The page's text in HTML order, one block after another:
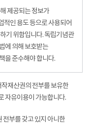
제공되는 정보가
적인 용도 등으로 사용되어
기 위함입니다. 독립기념관
에 의해 보호받는
을 준수해야 합니다.
재산권의 전부를 보유한
자유이용이 가능합니다.
부를 갖고 있지 아니한